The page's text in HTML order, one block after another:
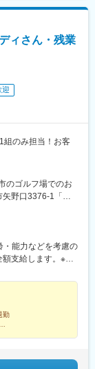
ィさん・残業
迎
組のみ担当！お客
のゴルフ場でのお
野口3376-1「読
ンド駅」より従業
東京よみうりカ
より路線バス※都道
務地は希望を考慮
・能力などを考慮の
支給します。※試
3年目・年収414万
ト時給：1350円
勤